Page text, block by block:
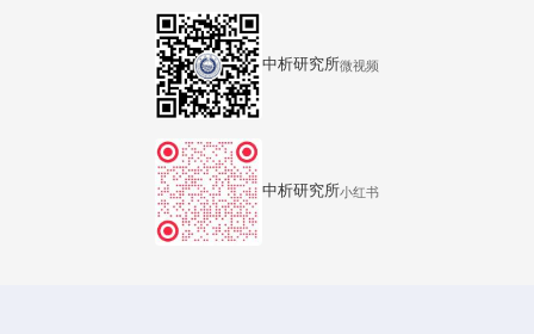
中析研究所微视频
中析研究所小红书